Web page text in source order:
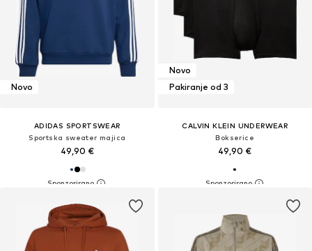
Novo
ADIDAS SPORTSWEAR
Sportska sweater majica
49,90 €
Novo
Pakiranje od 3
CALVIN KLEIN UNDERWEAR
Bokserice
49,90 €